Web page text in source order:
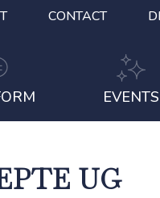
CONTACT
EVENTS
UG